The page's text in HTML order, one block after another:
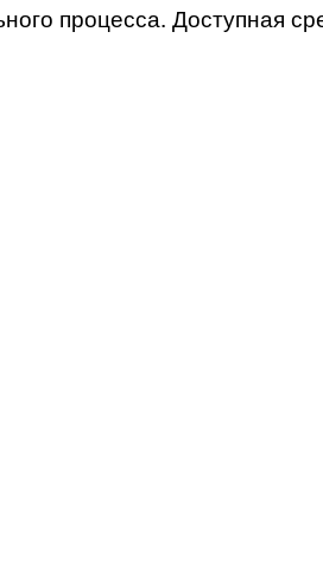
процесса. Доступная